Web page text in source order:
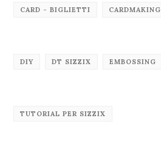
CARD - BIGLIETTI CARDMAKING
DIY DT SIZZIX EMBOSSING
TUTORIAL PER SIZZIX